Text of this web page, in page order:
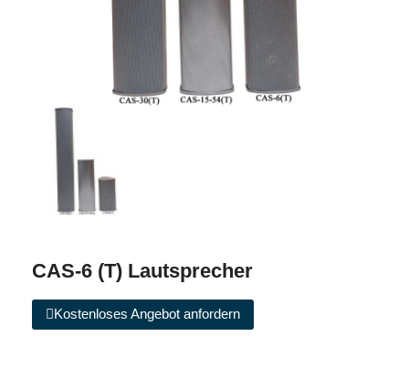
CAS-6 (T) Lautsprecher
Kostenloses Angebot anfordern